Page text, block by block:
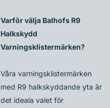
Varför välja Balhofs R9
Halkskydd
Varningsklistermärken?
Våra varningsklistermärken
med R9 halkskyddande yta är
det ideala valet för